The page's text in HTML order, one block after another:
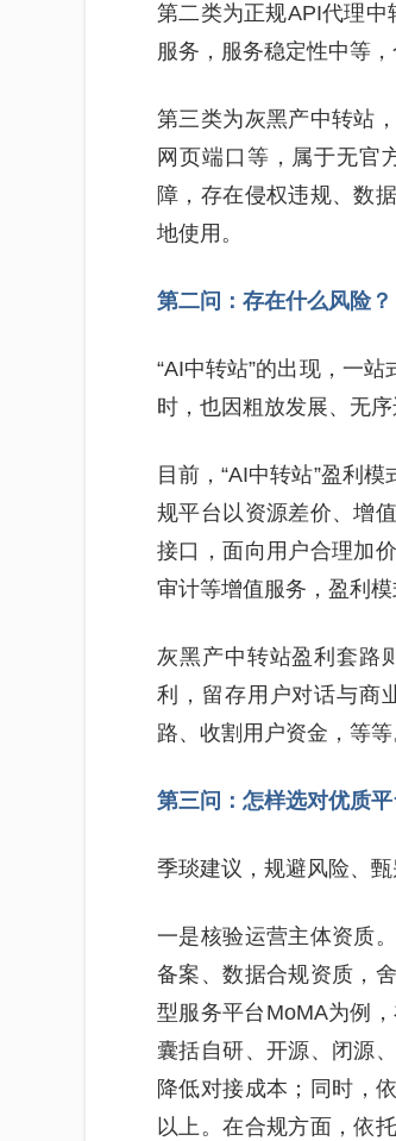
第二类为正规API代理中
服务，服务稳定性中等，
第三类为灰黑产中转站
网页端口等，属于无官
障，存在侵权违规、数
地使用。
第二问：存在什么风险？
“AI中转站”的出现，一
时，也因粗放发展、无
目前，“AI中转站”盈利
规平台以资源差价、增
接口，面向用户合理加
审计等增值服务，盈利模
灰黑产中转站盈利套路
利，留存用户对话与商
路、收割用户资金，等等
第三问：怎样选对优质平
季琰建议，规避风险、
一是核验运营主体资质
备案、数据合规资质，
型服务平台MoMA为例
囊括自研、开源、闭源
降低对接成本；同时，
以上。在合规方面，依